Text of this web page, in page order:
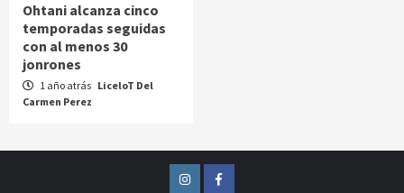
Ohtani alcanza cinco
temporadas seguidas
con al menos 30
jonrones
1 año atrás LiceloT Del
Carmen Perez